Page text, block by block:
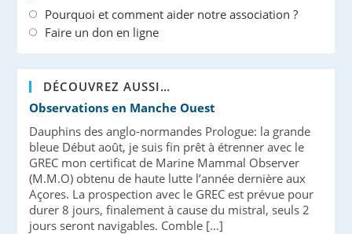
Pourquoi et comment aider notre association ?
Faire un don en ligne
DÉCOUVREZ AUSSI…
Observations en Manche Ouest
Dauphins des anglo-normandes Prologue: la grande
bleue Début août, je suis fin prêt à étrenner avec le
GREC mon certificat de Marine Mammal Observer
(M.M.O) obtenu de haute lutte l’année dernière aux
Açores. La prospection avec le GREC est prévue pour
durer 8 jours, finalement à cause du mistral, seuls 2
jours seront navigables. Comble […]